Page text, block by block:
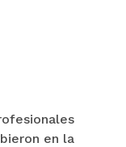
en la